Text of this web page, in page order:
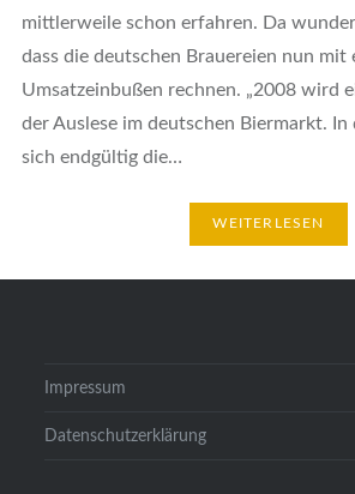
mittlerweile schon erfahren. Da
dass die deutschen Brauereien nun mit
Umsatzeinbußen rechnen. „2008 wird
der Auslese im deutschen Biermarkt. In
sich endgültig die…
WEITERLESEN
Impressum
Datenschutzerklärung